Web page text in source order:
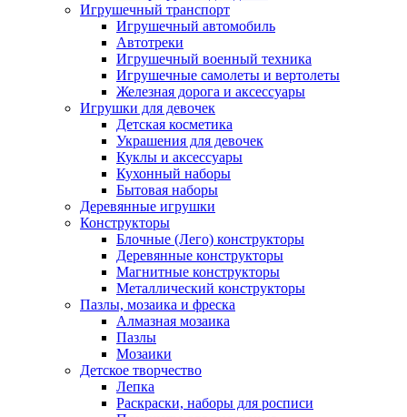
Игрушечный транспорт
Игрушечный автомобиль
Aвтотреки
Игрушечный военный техника
Игрушечные самолеты и вертолеты
Железная дорога и аксессуары
Игрушки для девочек
Детская косметика
Украшения для девочек
Куклы и аксессуары
Кухонный наборы
Бытовая наборы
Деревянные игрушки
Конструкторы
Блочные (Лего) конструкторы
Деревянные конструкторы
Магнитные конструкторы
Металлический конструкторы
Пазлы, мозаика и фреска
Алмазная мозаика
Пазлы
Мозаики
Детское творчество
Лепка
Раскраски, наборы для росписи